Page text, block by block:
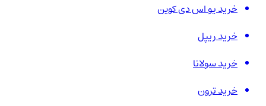
خرید یو اس دی کوین
خرید ریپل
خرید سولانا
خرید ترون